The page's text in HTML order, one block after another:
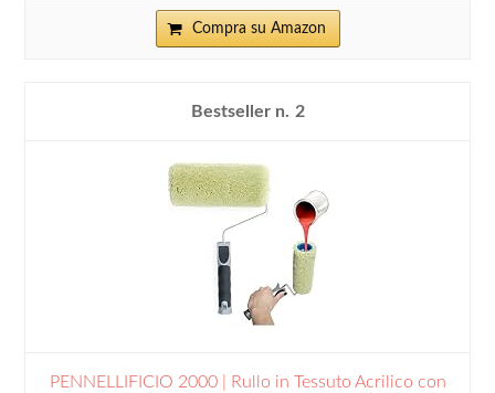
Compra su Amazon
2
PENNELLIFICIO 2000 | Rullo in Tessuto Acrilico con